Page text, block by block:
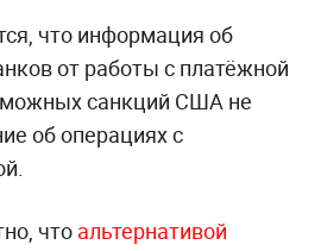
что информация об
от работы с платёжной
санкций США не
об операциях с
чтоальтернативой